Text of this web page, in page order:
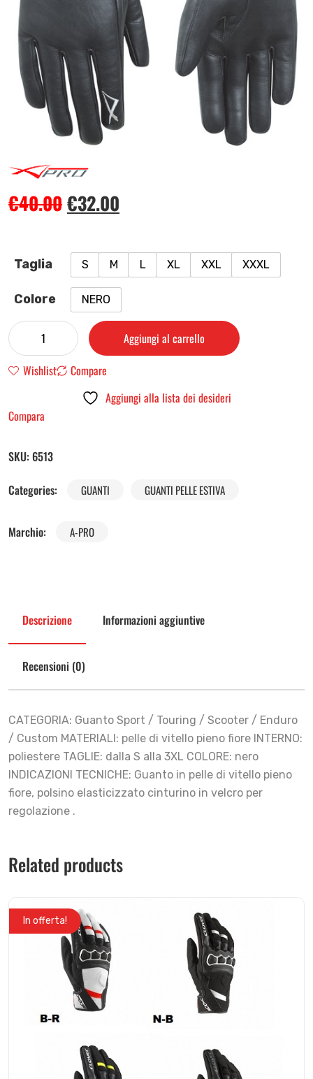
€40.00€32.00
Taglia S M L XL XXL XXXL
Colore NERO
Aggiungi al carrello
Wishlist
Compare
Aggiungi alla lista dei desideri
Compara
SKU: 6513
Categories:
GUANTI GUANTI PELLE ESTIVA
Marchio: A-PRO
Descrizione Informazioni aggiuntive
Recensioni (0)
CATEGORIA: Guanto Sport / Touring / Scooter / Enduro
/ Custom MATERIALI: pelle di vitello pieno fiore INTERNO:
poliestere TAGLIE: dalla S alla 3XL COLORE: nero
INDICAZIONI TECNICHE: Guanto in pelle di vitello pieno
fiore, polsino elasticizzato cinturino in velcro per
regolazione .
Related products
In offerta!